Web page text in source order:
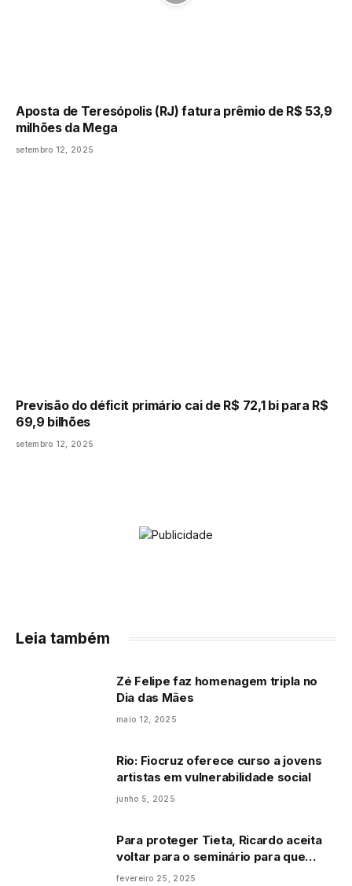
Aposta de Teresópolis (RJ) fatura prêmio de R$ 53,9
milhões da Mega
setembro 12, 2025
Previsão do déficit primário cai de R$ 72,1 bi para R$
69,9 bilhões
setembro 12, 2025
Leia também
Zé Felipe faz homenagem tripla no
Dia das Mães
maio 12, 2025
Rio: Fiocruz oferece curso a jovens
artistas em vulnerabilidade social
junho 5, 2025
Para proteger Tieta, Ricardo aceita
voltar para o seminário para que
Perpétua não conte à cidade inteira
fevereiro 25, 2025